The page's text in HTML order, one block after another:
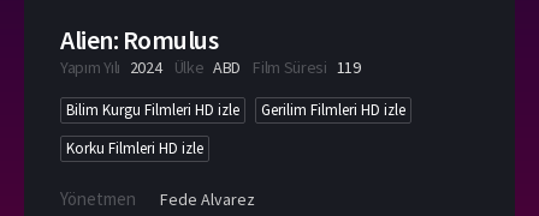
Alien: Romulus
Yapım Yılı 2024 Ülke ABD Film Süresi 119
Bilim Kurgu Filmleri HD izle
Gerilim Filmleri HD izle
Korku Filmleri HD izle
Yönetmen Fede Alvarez